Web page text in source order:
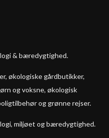
& bæredygtighed.
økologiske gårdbutikker,
og voksne, økologisk
og grønne rejser.
miljøet og bæredygtighed.